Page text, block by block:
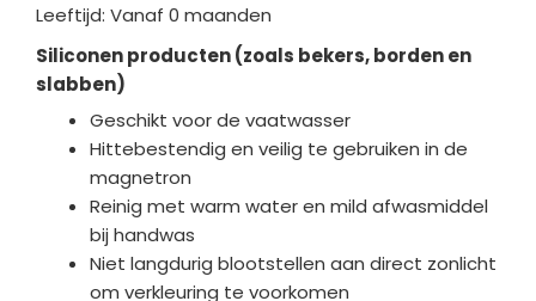
Leeftijd: Vanaf 0 maanden
Siliconen producten (zoals bekers, borden en
slabben)
Geschikt voor de vaatwasser
Hittebestendig en veilig te gebruiken in de
magnetron
Reinig met warm water en mild afwasmiddel
bij handwas
Niet langdurig blootstellen aan direct zonlicht
om verkleuring te voorkomen